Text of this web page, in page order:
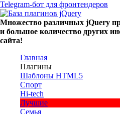
Telegram-бот для фронтендеров
Множество различных jQuery
и большое количество других
сайта!
Главная
Плагины
Шаблоны HTML5
Спорт
Hi-tech
Лучшие
Семья